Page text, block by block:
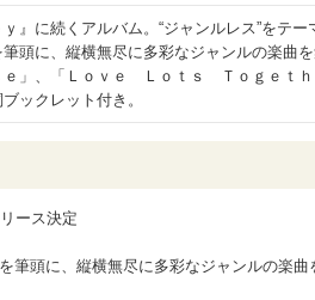
』に続くアルバム。“ジャンルレス”をテー
頭に、縦横無尽に多彩なジャンルの楽曲
」、「Ｌｏｖｅ Ｌｏｔｓ Ｔｏｇｅｔｈ
ックレット付き。
ース決定
筆頭に、縦横無尽に多彩なジャンルの楽曲